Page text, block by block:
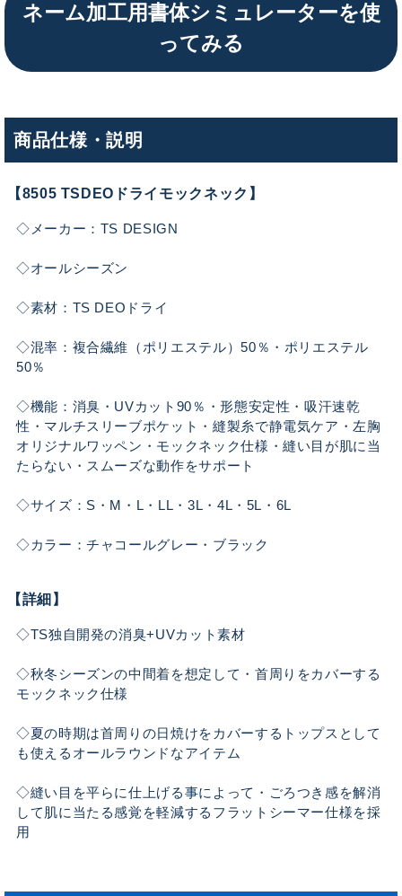
ネーム加工用書体シミュレーターを使
ってみる
商品仕様・説明
【8505 TSDEOドライモックネック】
◇メーカー：TS DESIGN
◇オールシーズン
◇素材：TS DEOドライ
◇混率：複合繊維（ポリエステル）50％・ポリエステル
50％
◇機能：消臭・UVカット90％・形態安定性・吸汗速乾
性・マルチスリーブポケット・縫製糸で静電気ケア・左胸
オリジナルワッペン・モックネック仕様・縫い目が肌に当
たらない・スムーズな動作をサポート
◇サイズ：S・M・L・LL・3L・4L・5L・6L
◇カラー：チャコールグレー・ブラック
【詳細】
◇TS独自開発の消臭+UVカット素材
◇秋冬シーズンの中間着を想定して・首周りをカバーする
モックネック仕様
◇夏の時期は首周りの日焼けをカバーするトップスとして
も使えるオールラウンドなアイテム
◇縫い目を平らに仕上げる事によって・ごろつき感を解消
して肌に当たる感覚を軽減するフラットシーマー仕様を採
用